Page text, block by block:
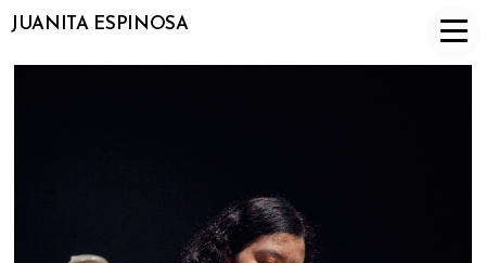
JUANITA ESPINOSA